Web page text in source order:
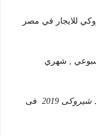
للايجار في مصر
, شهري
2019
فى